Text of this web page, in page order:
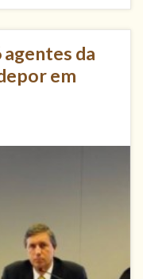
agentes da
em